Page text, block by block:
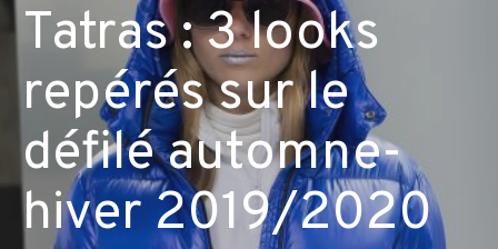
Tatras : 3 looks
repérés sur le
défilé automne-
hiver 2019/2020